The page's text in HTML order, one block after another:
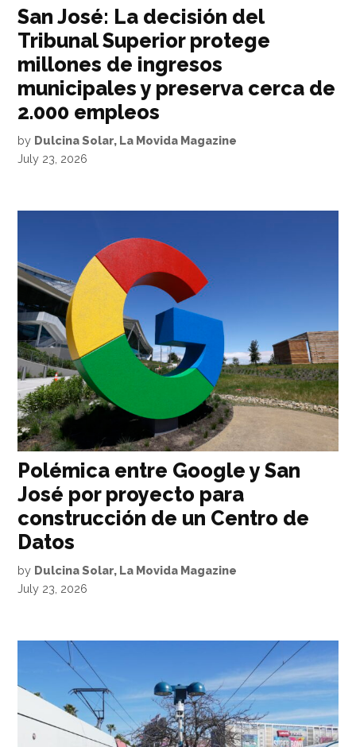
San José: La decisión del
Tribunal Superior protege
millones de ingresos
municipales y preserva cerca de
2.000 empleos
by Dulcina Solar, La Movida Magazine
July 23, 2026
Polémica entre Google y San
José por proyecto para
construcción de un Centro de
Datos
by Dulcina Solar, La Movida Magazine
July 23, 2026